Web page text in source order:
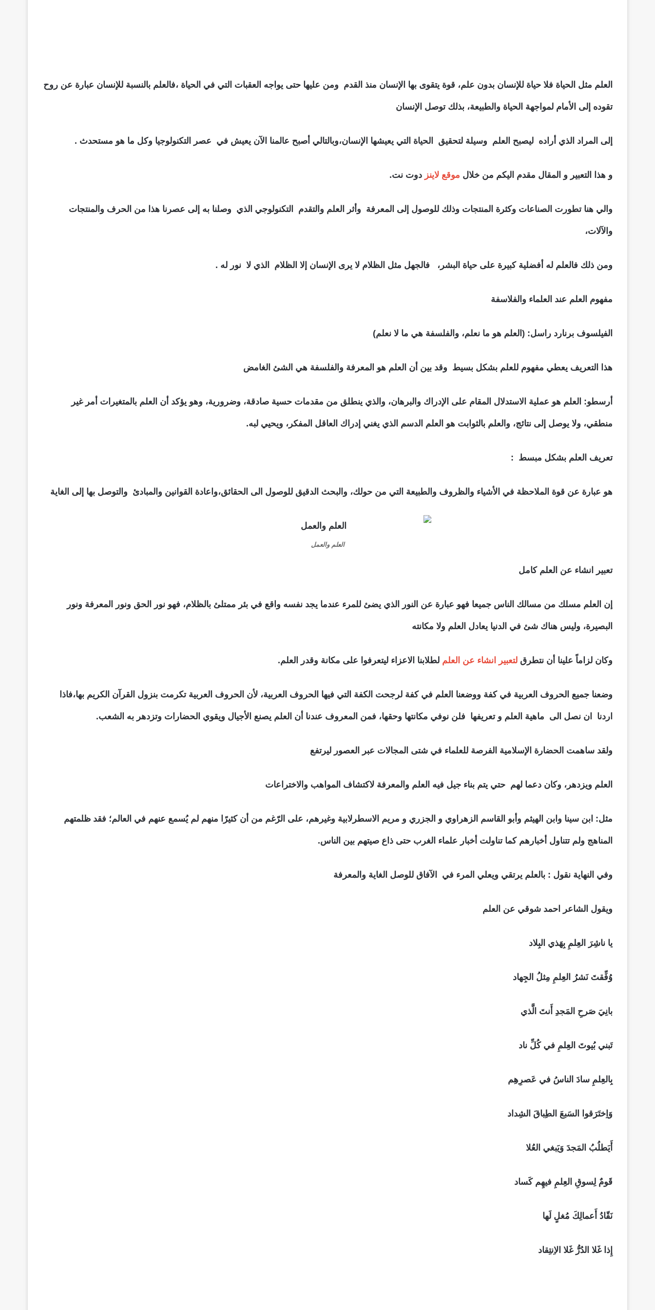
العلم مثل الحياة فلا حياة للإنسان بدون علم، قوة يتقوى بها الإنسان منذ القدم ومن عليها حتى يواجه العقبات التي في الحياة ،فالعلم بالنسبة للإنسان عبارة عن روح
تقوده إلى الأمام لمواجهة الحياة والطبيعة، بذلك توصل الإنسان
إلى المراد الذي أراده ليصبح العلم وسيلة لتحقيق الحياة التي يعيشها الإنسان،وبالتالي أصبح عالمنا الآن يعيش في عصر التكنولوجيا وكل ما هو مستحدث .
و هذا التعبير و المقال مقدم اليكم من خلال موقع لاينز دوت نت.
والي هنا تطورت الصناعات وكثرة المنتجات وذلك للوصول إلى المعرفة وأثر العلم والتقدم التكنولوجي الذي وصلنا به إلى عصرنا هذا من الحرف والمنتجات
والآلات،
ومن ذلك فالعلم له أفضلية كبيرة على حياة البشر، فالجهل مثل الظلام لا يرى الإنسان إلا الظلام الذي لا نور له .
مفهوم العلم عند العلماء والفلاسفة
الفيلسوف برنارد راسل: (العلم هو ما نعلم، والفلسفة هي ما لا نعلم)
هذا التعريف يعطي مفهوم للعلم بشكل بسيط وقد بين أن العلم هو المعرفة والفلسفة هي الشئ الغامض
أرسطو: العلم هو عملية الاستدلال المقام على الإدراك والبرهان، والذي ينطلق من مقدمات حسية صادقة، وضرورية، وهو يؤكد أن العلم بالمتغيرات أمر غير
منطقي، ولا يوصل إلى نتائج، والعلم بالثوابت هو العلم الدسم الذي يغني إدراك العاقل المفكر، ويحيي لبه.
تعريف العلم بشكل مبسط :
هو عبارة عن قوة الملاحظة في الأشياء والظروف والطبيعة التي من حولك، والبحث الدقيق للوصول الى الحقائق،واعادة القوانين والمبادئ والتوصل بها إلى الغاية
العلم والعمل
تعبير انشاء عن العلم كامل
إن العلم مسلك من مسالك الناس جميعا فهو عبارة عن النور الذي يضئ للمرء عندما يجد نفسه واقع في بئر ممتلئ بالظلام، فهو نور الحق ونور المعرفة ونور
البصيرة، وليس هناك شئ في الدنيا يعادل العلم ولا مكانته
وكان لزاماً علينا أن نتطرق لتعبير انشاء عن العلم لطلابنا الاعزاء ليتعرفوا على مكانة وقدر العلم.
وضعنا جميع الحروف العربية في كفة ووضعنا العلم في كفة لرجحت الكفة التي فيها الحروف العربية، لأن الحروف العربية تكرمت بنزول القرآن الكريم بها،فاذا
اردنا ان نصل الى ماهية العلم و تعريفها فلن نوفي مكانتها وحقها، فمن المعروف عندنا أن العلم يصنع الأجيال ويقوي الحضارات وتزدهر به الشعب.
ولقد ساهمت الحضارة الإسلامية الفرصة للعلماء في شتى المجالات عبر العصور ليرتفع
العلم ويزدهر، وكان دعما لهم حتي يتم بناء جيل فيه العلم والمعرفة لاكتشاف المواهب والاختراعات
مثل: ابن سينا وابن الهيثم وأبو القاسم الزهراوي و الجزري و مريم الاسطرلابية وغيرهم، على الرّغم من أن كثيرًا منهم لم يُسمع عنهم في العالم؛ فقد ظلمتهم
المناهج ولم تتناول أخبارهم كما تناولت أخبار علماء الغرب حتى ذاع صيتهم بين الناس.
وفي النهاية نقول : بالعلم يرتقي ويعلي المرء في الآفاق للوصل الغاية والمعرفة
ويقول الشاعر احمد شوقي عن العلم
يا ناشِرَ العِلمِ بِهَذي البِلاد
وُفِّقتَ نَشرُ العِلمِ مِثلُ الجِهاد
بانِيَ صَرحِ المَجدِ أَنتَ الَّذي
تَبني بُيوتَ العِلمِ في كُلِّ ناد
بِالعِلمِ سادَ الناسُ في عَصرِهِم
وَاِختَرَقوا السَبعَ الطِباقَ الشِداد
أَيَطلُبُ المَجدَ وَيَبغي العُلا
قَومٌ لِسوقِ العِلمِ فيهِم كَساد
نَقّادُ أَعمالِكَ مُغلٍ لَها
إِذا غَلا الدُرُّ غَلا الاِنتِقاد